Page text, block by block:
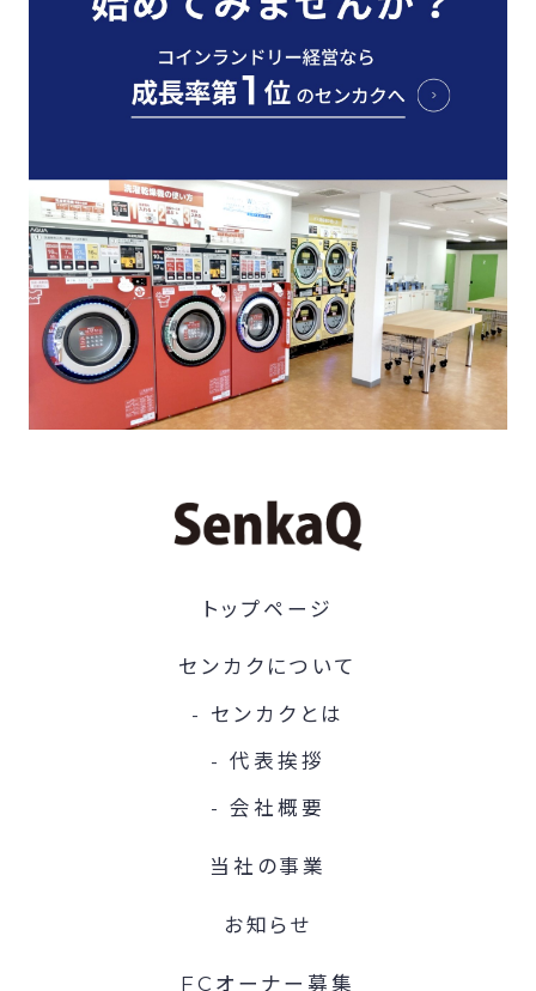
トップページ
センカクについて
センカクとは
代表挨拶
会社概要
当社の事業
お知らせ
FCオーナー募集